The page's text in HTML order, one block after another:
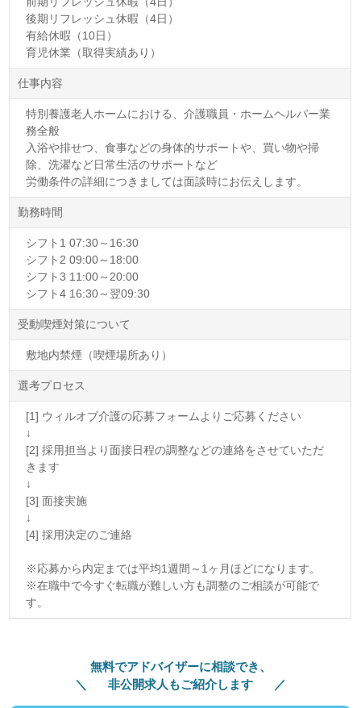
後期リフレッシュ休暇（4日）
有給休暇（10日）
育児休業（取得実績あり）
仕事内容
特別養護老人ホームにおける、介護職員・ホームヘルパー業
務全般
入浴や排せつ、食事などの身体的サポートや、買い物や掃
除、洗濯など日常生活のサポートなど
労働条件の詳細につきましては面談時にお伝えします。
勤務時間
シフト1 07:30～16:30
シフト2 09:00～18:00
シフト3 11:00～20:00
シフト4 16:30～翌09:30
受動喫煙対策について
敷地内禁煙（喫煙場所あり）
選考プロセス
[1] ウィルオブ介護の応募フォームよりご応募ください
↓
[2] 採用担当より面接日程の調整などの連絡をさせていただ
きます
↓
[3] 面接実施
↓
[4] 採用決定のご連絡
※応募から内定までは平均1週間～1ヶ月ほどになります。
※在職中で今すぐ転職が難しい方も調整のご相談が可能で
す。
無料でアドバイザーに相談でき、
非公開求人もご紹介します